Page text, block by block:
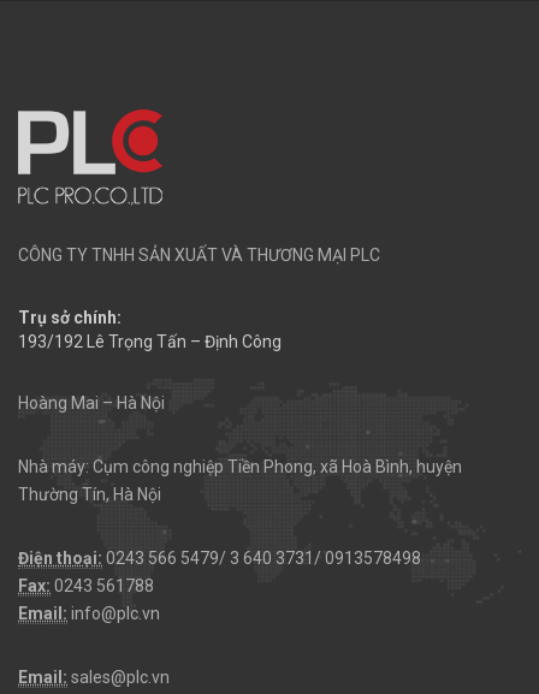
CÔNG TY TNHH SẢN XUẤT VÀ THƯƠNG MẠI PLC
Trụ sở chính:
193/192 Lê Trọng Tấn – Định Công
Hoàng Mai – Hà Nội
Nhà máy: Cụm công nghiệp Tiền Phong, xã Hoà Bình, huyện
Thường Tín, Hà Nội
Điện thoại: 0243 566 5479/ 3 640 3731/ 0913578498
Fax: 0243 561788
Email: info@plc.vn
Email: sales@plc.vn